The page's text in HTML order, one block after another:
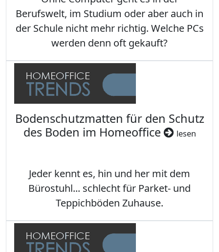
Berufswelt, im Studium oder aber auch in
der Schule nicht mehr richtig. Welche PCs
werden denn oft gekauft?
Bodenschutzmatten für den Schutz
des Boden im Homeoffice
lesen
Jeder kennt es, hin und her mit dem
Bürostuhl... schlecht für Parket- und
Teppichböden Zuhause.